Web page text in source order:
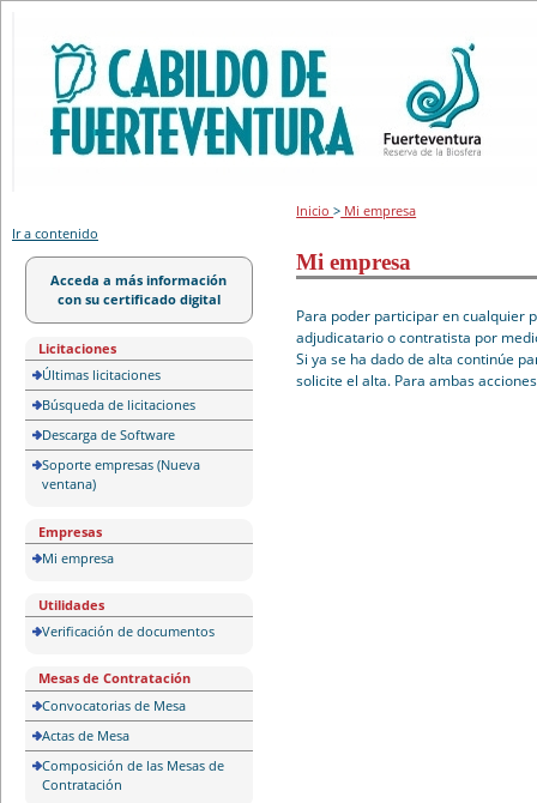
Ir a contenido
Acceda a más información
con su certificado digital
Licitaciones
Últimas licitaciones
Búsqueda de licitaciones
Descarga de Software
Soporte empresas (Nueva
ventana)
Empresas
Mi empresa
Utilidades
Verificación de documentos
Mesas de Contratación
Convocatorias de Mesa
Actas de Mesa
Composición de las Mesas de
Contratación
Inicio> Mi empresa
Mi empresa
Para poder participar en cualquier
adjudicatario o contratista por
Si ya se ha dado de alta continúe
solicite el alta. Para ambas